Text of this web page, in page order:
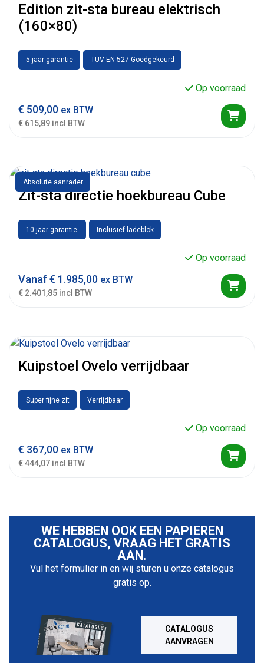
Edition zit-sta bureau elektrisch
(160×80)
5 jaar garantie TUV EN 527 Goedgekeurd
Op voorraad
€ 509,00 ex BTW
€ 615,89 incl BTW
Absolute aanrader
Zit-sta directie hoekbureau Cube
10 jaar garantie. Inclusief ladeblok
Op voorraad
Vanaf€ 1.985,00 ex BTW
€ 2.401,85 incl BTW
Kuipstoel Ovelo verrijdbaar
Super fijne zit Verrijdbaar
Op voorraad
€ 367,00 ex BTW
€ 444,07 incl BTW
WE HEBBEN OOK EEN PAPIEREN
CATALOGUS, VRAAG HET GRATIS
AAN.
Vul het formulier in en wij sturen u onze catalogus
gratis op.
CATALOGUS
AANVRAGEN